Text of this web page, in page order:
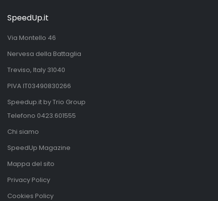
SpeedUp.it
Via Montello 46
Nervesa della Battaglia
Treviso, Italy 31040
PIVA IT03490830266
Speedup.it by Trio Group
Telefono 0423.601555
Chi siamo
SpeedUp Magazine
Mappa del sito
Privacy Policy
Cookies Policy